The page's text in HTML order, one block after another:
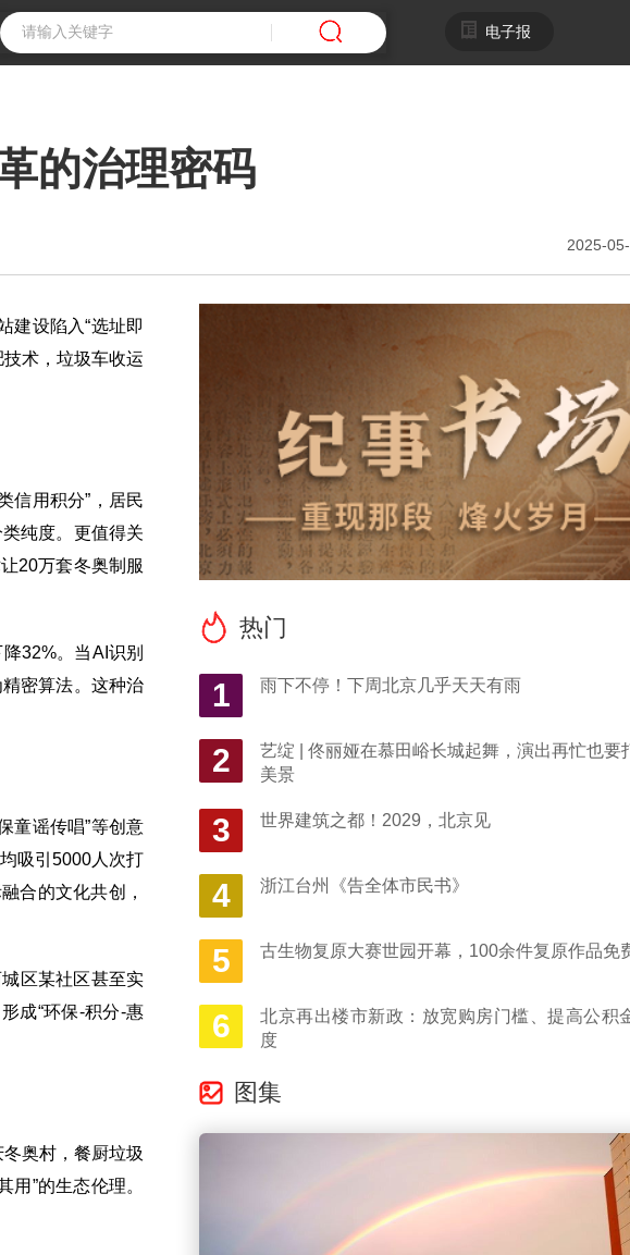
电子报
的治理密码
2025-
建设陷入“选址即
术，垃圾车收运
信用积分”，居民
纯度。更值得关
20万套冬奥制服
32%。当AI识别
密算法。这种治
童谣传唱”等创意
吸引5000人次打
合的文化共创，
区某社区甚至实
成“环保-积分-惠
奥村，餐厨垃圾
”的生态伦理。
热门
1 雨下不停！下周北京几乎天天有雨
2
艺绽 | 佟丽娅在慕田峪长城起舞，演出再忙也要
美景
3 世界建筑之都！2029，北京见
4 浙江台州《告全体市民书》
5 古生物复原大赛世园开幕，100余件复原作品免
6
北京再出楼市新政：放宽购房门槛、提高公积
度
图集